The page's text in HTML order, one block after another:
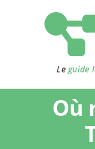
Le guide
Où